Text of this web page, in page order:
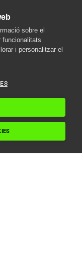
sobre el
funcionalitats
i personalitzar el